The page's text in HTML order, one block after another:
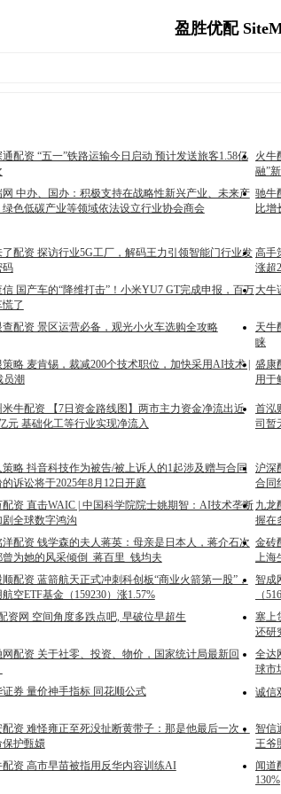
盈胜优配
通配资 “五一”铁路运输今日启动 预计发送旅客1.58亿
火牛
融”
网 中办、国办：积极支持在战略性新兴产业、未来产
绿色低碳产业等领域依法设立行业协会商会
驰牛
比增
了配资 探访行业5G工厂，解码王力引领智能门行业发
码
高手
涨超
信 国产车的“降维打击”！小米YU7 GT完成申报，百万
了
大牛
查配资 景区运营必备，观光小火车选购全攻略
天牛
睐
策略 麦肯锡，裁减200个技术职位，加快采用AI技术 |
员潮
盛康
用于
米牛配资 【7日资金路线图】两市主力资金净流出近
元 基础化工等行业实现净流入
首泓
司暂
策略 抖音科技作为被告/被上诉人的1起涉及赠与合同
诉讼将于2025年8月12日开庭
沪深
合同
配资 直击WAIC | 中国科学院院士姚期智：AI技术垄断
剧全球数字鸿沟
九龙
握在
洋配资 钱学森的夫人蒋英：母亲是日本人，蒋介石次
曾为她的风采倾倒_蒋百里_钱均夫
金砖
上海
顺配资 蓝箭航天正式冲刺科创板“商业火箭第一股”，
空ETF基金（159230）涨1.57%
智成
（
资网 空间角度多跌点吧, 早破位早超生
塞上
还研
网配资 关于社零、投资、物价，国家统计局最新回
全达
球市
证券 量价神手指标 同花顺公式 诚信
配资 难怪雍正至死没扯断黄带子：那是他最后一次，
保护甄嬛
智信
王爷
配资 高市早苗被指用反华内容训练AI
闻道
130%